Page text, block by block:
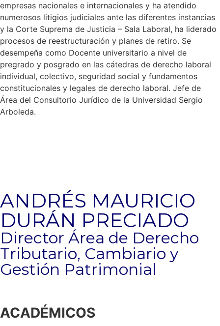
empresas nacionales e internacionales y ha atendido
numerosos litigios judiciales ante las diferentes instancias
y la Corte Suprema de Justicia – Sala Laboral, ha liderado
procesos de reestructuración y planes de retiro. Se
desempeña como Docente universitario a nivel de
pregrado y posgrado en las cátedras de derecho laboral
individual, colectivo, seguridad social y fundamentos
constitucionales y legales de derecho laboral. Jefe de
Área del Consultorio Jurídico de la Universidad Sergio
Arboleda.
ANDRÉS MAURICIO
DURÁN PRECIADO
Director Área de Derecho
Tributario, Cambiario y
Gestión Patrimonial
ACADÉMICOS